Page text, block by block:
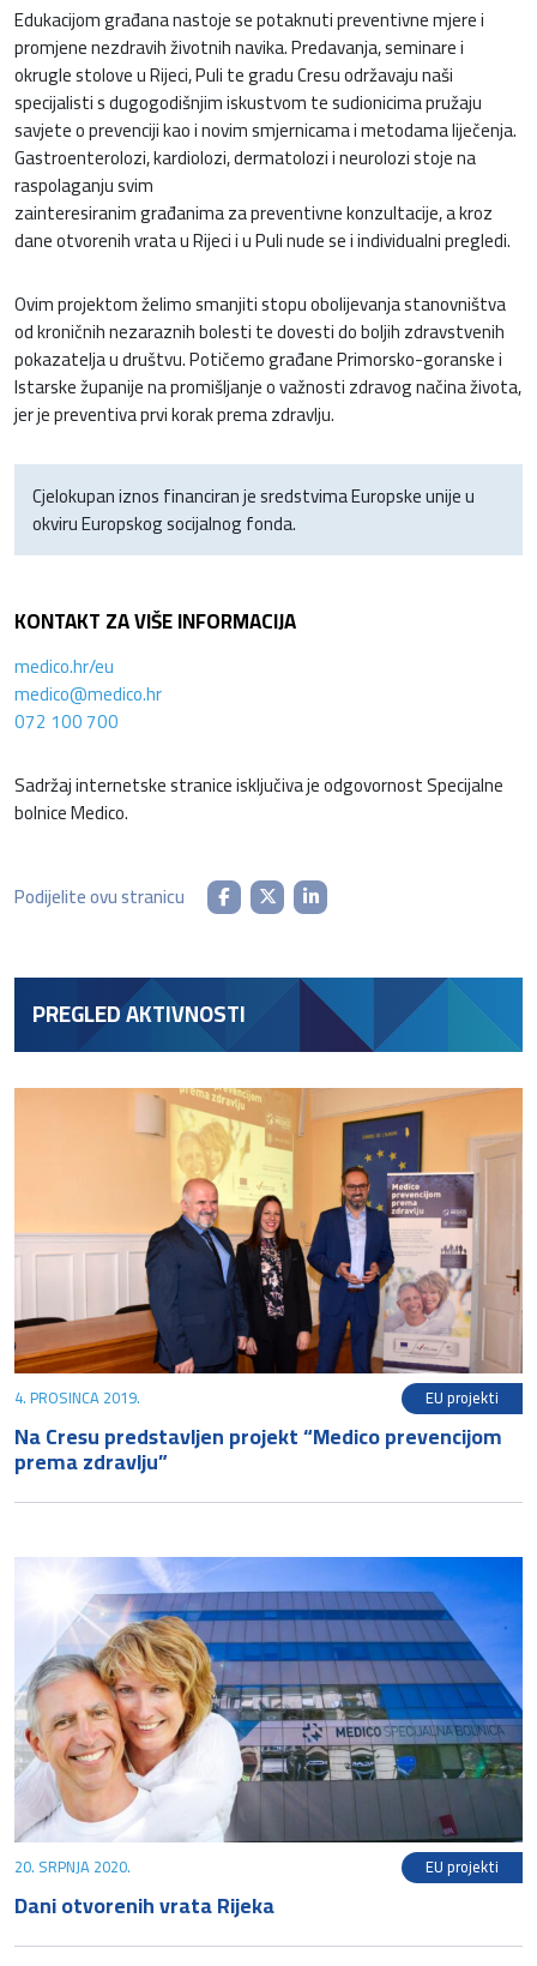
Edukacijom građana nastoje se potaknuti preventivne mjere i
promjene nezdravih životnih navika. Predavanja, seminare i
okrugle stolove u Rijeci, Puli te gradu Cresu održavaju naši
specijalisti s dugogodišnjim iskustvom te sudionicima pružaju
savjete o prevenciji kao i novim smjernicama i metodama liječenja.
Gastroenterolozi, kardiolozi, dermatolozi i neurolozi stoje na
raspolaganju svim
zainteresiranim građanima za preventivne konzultacije, a kroz
dane otvorenih vrata u Rijeci i u Puli nude se i individualni pregledi.
Ovim projektom želimo smanjiti stopu obolijevanja stanovništva
od kroničnih nezaraznih bolesti te dovesti do boljih zdravstvenih
pokazatelja u društvu. Potičemo građane Primorsko-goranske i
Istarske županije na promišljanje o važnosti zdravog načina života,
jer je preventiva prvi korak prema zdravlju.
Cjelokupan iznos financiran je sredstvima Europske unije u
okviru Europskog socijalnog fonda.
KONTAKT ZA VIŠE INFORMACIJA
medico.hr/eu
medico@medico.hr
072 100 700
Sadržaj internetske stranice isključiva je odgovornost Specijalne
bolnice Medico.
Podijelite ovu stranicu
PREGLED AKTIVNOSTI
4. PROSINCA 2019. EU projekti
Na Cresu predstavljen projekt “Medico prevencijom
prema zdravlju”
20. SRPNJA 2020. EU projekti
Dani otvorenih vrata Rijeka